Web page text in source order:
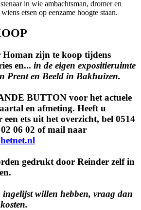
in wie ambachtsman, dromer en
etsen op eenzame hoogte staan.
Homan zijn te koop tijdens
en... in de eigen expositieruimte
Prent en Beeld in Bakhuizen.
BUTTON voor het actuele
en afmeting. Heeft u
ets uit het overzicht, bel 0514
06 02 of mail naar
gedrukt door Reinder zelf in
ingelijst willen hebben, vraag dan